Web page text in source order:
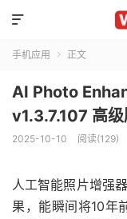

手机应用  正文
AI Photo
v1.3.7.107 高
2025-10-10 阅读(129)
人工智能照片增强
果，能瞬间将10年